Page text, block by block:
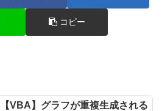
コピー
【VBA】グラフが重複生成される